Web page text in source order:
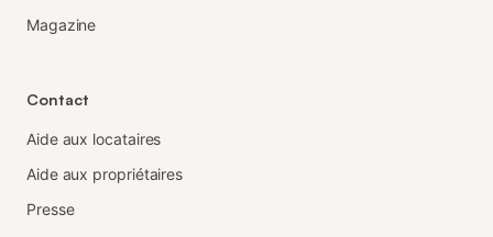
Magazine
Contact
Aide aux locataires
Aide aux propriétaires
Presse